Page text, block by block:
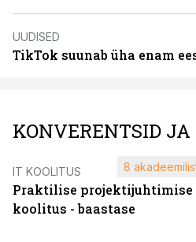
UUDISED
TikTok suunab üha enam
KONVERENTSID JA
IT KOOLITUS
Praktilise projektijuhtimise
koolitus - baastase
8